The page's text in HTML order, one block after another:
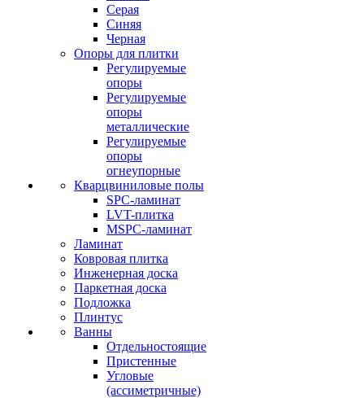
Серая
Синяя
Черная
Опоры для плитки
Регулируемые
опоры
Регулируемые
опоры
металлические
Регулируемые
опоры
огнеупорные
Кварцвиниловые полы
SPC-ламинат
LVT-плитка
MSPC-ламинат
Ламинат
Ковровая плитка
Инженерная доска
Паркетная доска
Подложка
Плинтус
Ванны
Отдельностоящие
Пристенные
Угловые
(ассиметричные)